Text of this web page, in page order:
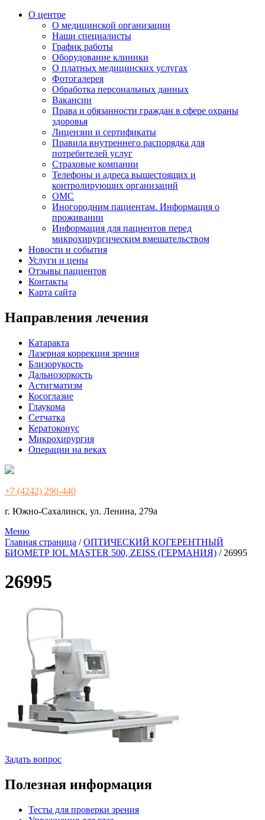
О центре
О медицинской организации
Наши специалисты
График работы
Оборудование клиники
О платных медицинских услугах
Фотогалерея
Обработка персональных данных
Вакансии
Права и обязанности граждан в сфере охраны
здоровья
Лицензии и сертификаты
Правила внутреннего распорядка для
потребителей услуг
Страховые компании
Телефоны и адреса вышестоящих и
контролирующих организаций
ОМС
Иногородним пациентам. Информация о
проживании
Информация для пациентов перед
микрохирургическим вмешательством
Новости и события
Услуги и цены
Отзывы пациентов
Контакты
Карта сайта
Направления лечения
Катаракта
Лазерная коррекция зрения
Близорукость
Дальнозоркость
Астигматизм
Косоглазие
Глаукома
Сетчатка
Кератоконус
Микрохирургия
Операции на веках
+7 (4242) 290-440
г. Южно-Сахалинск, ул. Ленина, 279а
Меню
Главная страница /ОПТИЧЕСКИЙ КОГЕРЕНТНЫЙ
БИОМЕТР IOL MASTER 500, ZEISS (ГЕРМАНИЯ) / 26995
26995
Задать вопрос
Полезная информация
Тесты для проверки зрения